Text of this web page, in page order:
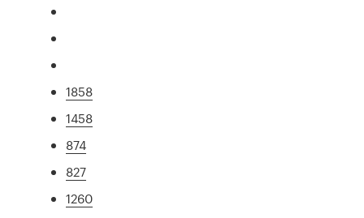
1858
1458
874
827
1260